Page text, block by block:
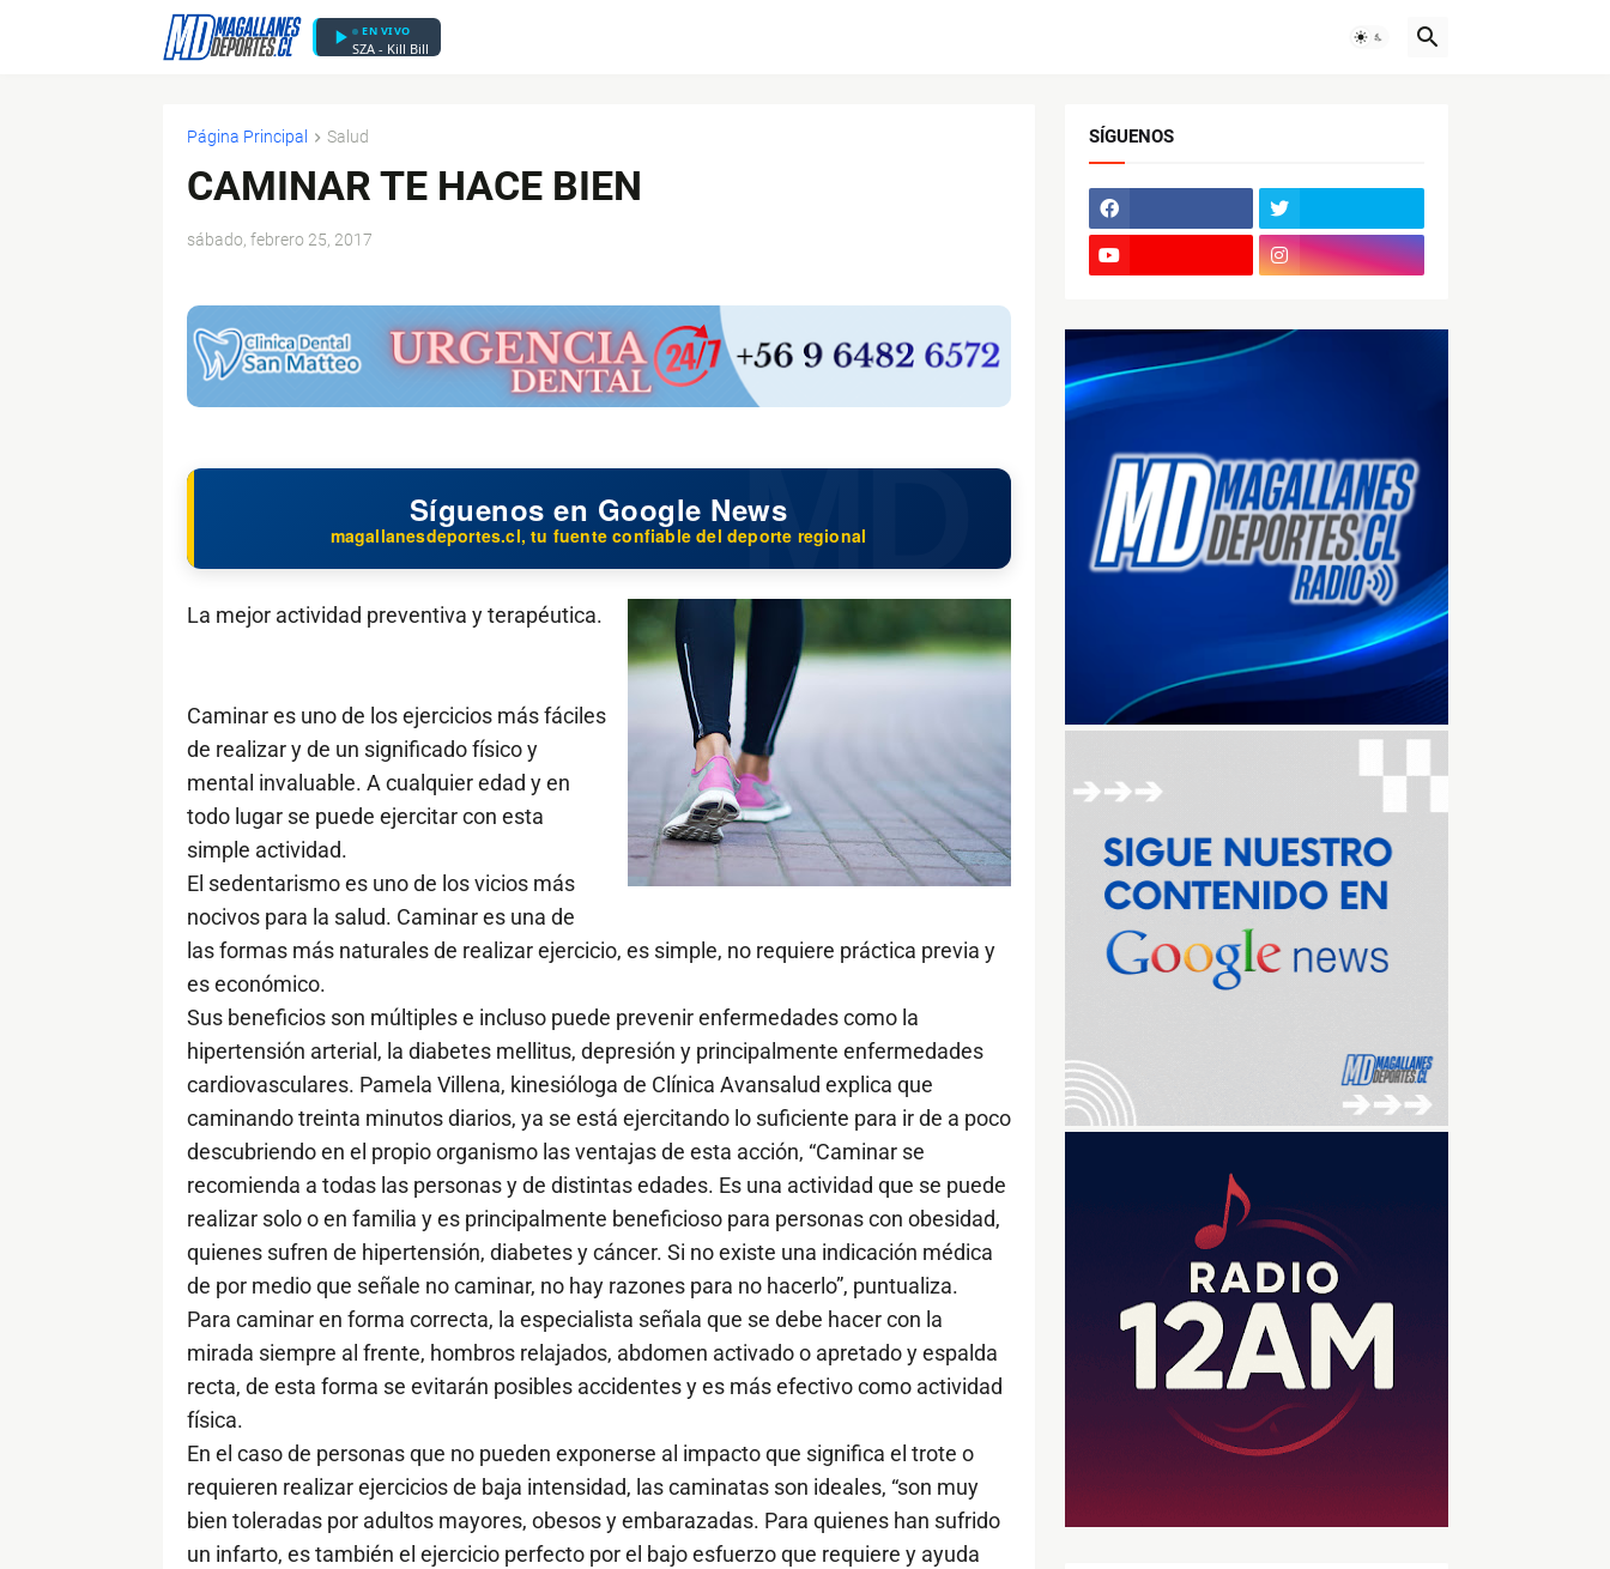
EN VIVO
SZA - Kill Bill
Página Principal Salud
CAMINAR TE HACE BIEN
sábado, febrero 25, 2017
Síguenos en Google News
magallanesdeportes.cl, tu fuente confiable del deporte regional
La mejor actividad preventiva y terapéutica.
Caminar es uno de los ejercicios más fáciles
de realizar y de un significado físico y
mental invaluable. A cualquier edad y en
todo lugar se puede ejercitar con esta
simple actividad.
El sedentarismo es uno de los vicios más
nocivos para la salud. Caminar es una de
las formas más naturales de realizar ejercicio, es simple, no requiere práctica previa y
es económico.
Sus beneficios son múltiples e incluso puede prevenir enfermedades como la
hipertensión arterial, la diabetes mellitus, depresión y principalmente enfermedades
cardiovasculares. Pamela Villena, kinesióloga de Clínica Avansalud explica que
caminando treinta minutos diarios, ya se está ejercitando lo suficiente para ir de a poco
descubriendo en el propio organismo las ventajas de esta acción, “Caminar se
recomienda a todas las personas y de distintas edades. Es una actividad que se puede
realizar solo o en familia y es principalmente beneficioso para personas con obesidad,
quienes sufren de hipertensión, diabetes y cáncer. Si no existe una indicación médica
de por medio que señale no caminar, no hay razones para no hacerlo”, puntualiza.
Para caminar en forma correcta, la especialista señala que se debe hacer con la
mirada siempre al frente, hombros relajados, abdomen activado o apretado y espalda
recta, de esta forma se evitarán posibles accidentes y es más efectivo como actividad
física.
En el caso de personas que no pueden exponerse al impacto que significa el trote o
requieren realizar ejercicios de baja intensidad, las caminatas son ideales, “son muy
bien toleradas por adultos mayores, obesos y embarazadas. Para quienes han sufrido
un infarto, es también el ejercicio perfecto por el bajo esfuerzo que requiere y ayuda
SÍGUENOS